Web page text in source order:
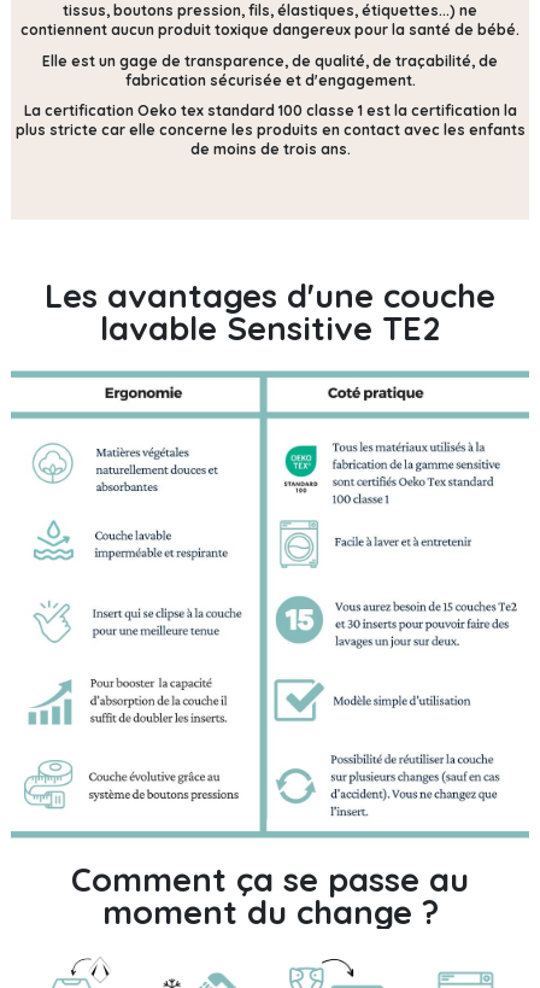
tissus, boutons pression, fils, élastiques, étiquettes...) ne
contiennent aucun produit toxique dangereux pour la santé de bébé.
Elle est un gage de transparence, de qualité, de traçabilité, de
fabrication sécurisée et d'engagement.
La certification Oeko tex standard 100 classe 1 est la certification la
plus stricte car elle concerne les produits en contact avec les enfants
de moins de trois ans.
Les avantages d'une couche
lavable Sensitive TE2
Comment ça se passe au
moment du change ?